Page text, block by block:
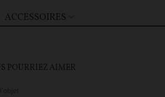
ACCESSOIRES
POURRIEZ AIMER